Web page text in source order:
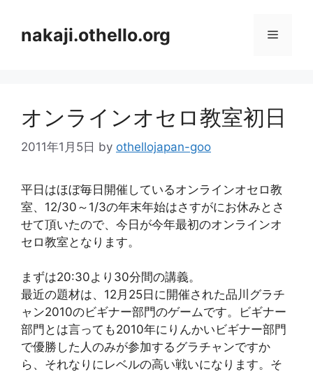
nakaji.othello.org メ
ュ
オンラインオセロ教室初日
2011年1月5日 by othellojapan-goo
平日はほぼ毎日開催しているオンラインオセロ教
室、12/30～1/3の年末年始はさすがにお休みとさ
せて頂いたので、今日が今年最初のオンラインオ
セロ教室となります。
まずは20:30より30分間の講義。
最近の題材は、12月25日に開催された品川グラチ
ャン2010のビギナー部門のゲームです。ビギナー
部門とは言っても2010年にりんかいビギナー部門
で優勝した人のみが参加するグラチャンですか
ら、それなりにレベルの高い戦いになります。そ